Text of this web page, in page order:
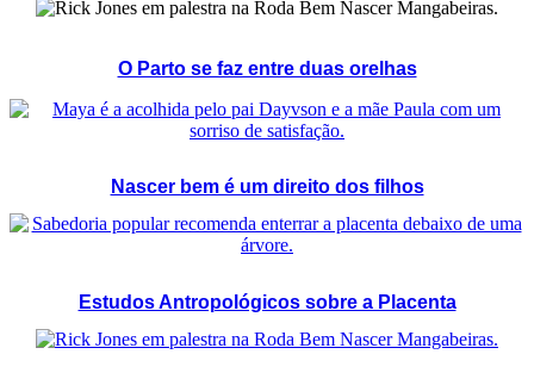
O Parto se faz entre duas orelhas
Nascer bem é um direito dos filhos
Estudos Antropológicos sobre a Placenta